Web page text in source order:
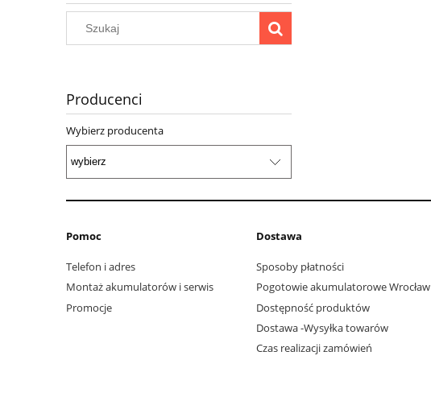
Producenci
Wybierz producenta
Pomoc
Telefon i adres
Montaż akumulatorów i serwis
Promocje
Dostawa
Sposoby płatności
Pogotowie akumulatorowe Wrocław
Dostępność produktów
Dostawa -Wysyłka towarów
Czas realizacji zamówień